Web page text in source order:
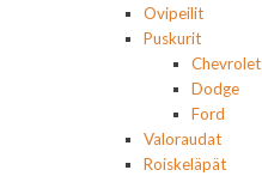
Ovipeilit
Puskurit
Chevrolet
Dodge
Ford
Valoraudat
Roiskeläpät